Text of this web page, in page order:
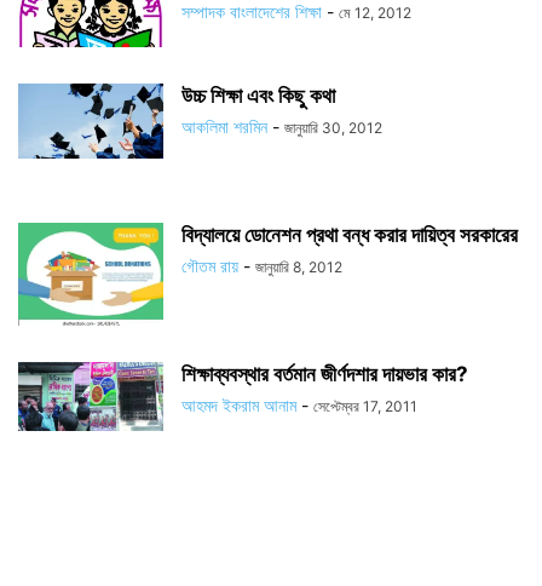
সম্পাদক বাংলাদেশের শিক্ষা - মে 12, 2012
উচ্চ শিক্ষা এবং কিছু কথা
আকলিমা শরমিন - জানুয়ারি 30, 2012
বিদ্যালয়ে ডোনেশন প্রথা বন্ধ করার দায়িত্ব সরকারের
গৌতম রায় - জানুয়ারি 8, 2012
শিক্ষাব্যবস্থার বর্তমান জীর্ণদশার দায়ভার কার?
আহমদ ইকরাম আনাম - সেপ্টেম্বর 17, 2011